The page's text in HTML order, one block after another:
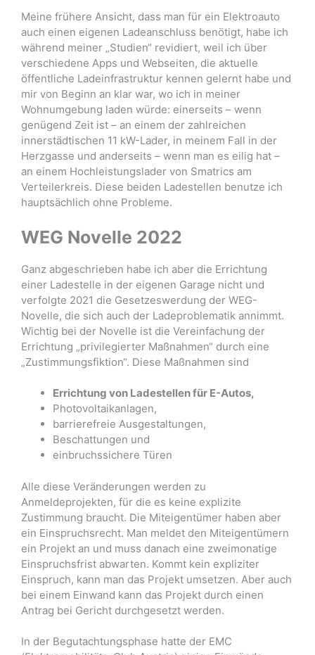
Meine frühere Ansicht, dass man für ein Elektroauto
auch einen eigenen Ladeanschluss benötigt, habe ich
während meiner „Studien“ revidiert, weil ich über
verschiedene Apps und Webseiten, die aktuelle
öffentliche Ladeinfrastruktur kennen gelernt habe und
mir von Beginn an klar war, wo ich in meiner
Wohnumgebung laden würde: einerseits – wenn
genügend Zeit ist – an einem der zahlreichen
innerstädtischen 11 kW-Lader, in meinem Fall in der
Herzgasse und anderseits – wenn man es eilig hat –
an einem Hochleistungslader von Smatrics am
Verteilerkreis. Diese beiden Ladestellen benutze ich
hauptsächlich ohne Probleme.
WEG Novelle 2022
Ganz abgeschrieben habe ich aber die Errichtung
einer Ladestelle in der eigenen Garage nicht und
verfolgte 2021 die Gesetzeswerdung der WEG-
Novelle, die sich auch der Ladeproblematik annimmt.
Wichtig bei der Novelle ist die Vereinfachung der
Errichtung „privilegierter Maßnahmen“ durch eine
„Zustimmungsfiktion“. Diese Maßnahmen sind
Errichtung von Ladestellen für E-Autos,
Photovoltaikanlagen,
barrierefreie Ausgestaltungen,
Beschattungen und
einbruchssichere Türen
Alle diese Veränderungen werden zu
Anmeldeprojekten, für die es keine explizite
Zustimmung braucht. Die Miteigentümer haben aber
ein Einspruchsrecht. Man meldet den Miteigentümern
ein Projekt an und muss danach eine zweimonatige
Einspruchsfrist abwarten. Kommt kein expliziter
Einspruch, kann man das Projekt umsetzen. Aber auch
bei einem Einwand kann das Projekt durch einen
Antrag bei Gericht durchgesetzt werden.
In der Begutachtungsphase hatte der EMC